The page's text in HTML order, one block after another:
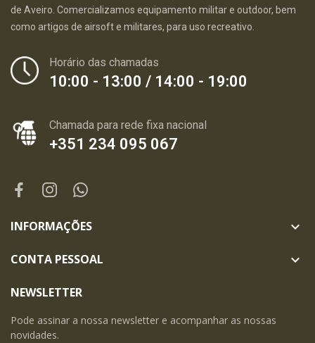
de Aveiro. Comercializamos equipamento militar e outdoor, bem
como artigos de airsoft e militares, para uso recreativo.
Horário das chamadas
10:00 - 13:00 / 14:00 - 19:00
Chamada para rede fixa nacional
+351 234 095 067
INFORMAÇÕES 
CONTA PESSOAL 
NEWSLETTER
Pode assinar a nossa newsletter e acompanhar as nossas
novidades.